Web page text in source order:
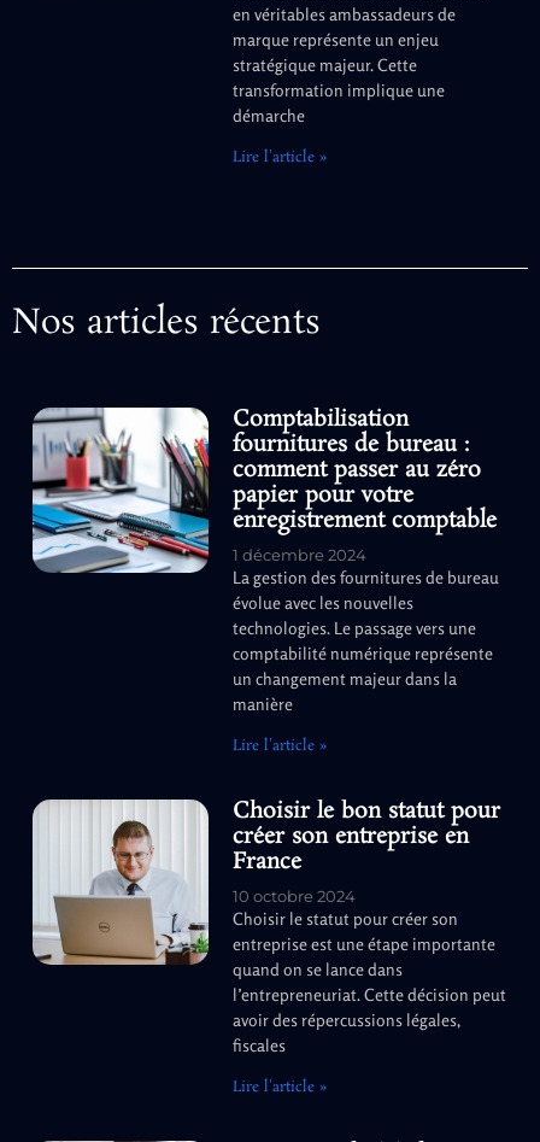
en véritables ambassadeurs de
marque représente un enjeu
stratégique majeur. Cette
transformation implique une
démarche
Lire l'article »
Nos articles récents
Comptabilisation
fournitures de bureau :
comment passer au zéro
papier pour votre
enregistrement comptable
1 décembre 2024
La gestion des fournitures de bureau
évolue avec les nouvelles
technologies. Le passage vers une
comptabilité numérique représente
un changement majeur dans la
manière
Lire l'article »
Choisir le bon statut pour
créer son entreprise en
France
10 octobre 2024
Choisir le statut pour créer son
entreprise est une étape importante
quand on se lance dans
l’entrepreneuriat. Cette décision peut
avoir des répercussions légales,
fiscales
Lire l'article »